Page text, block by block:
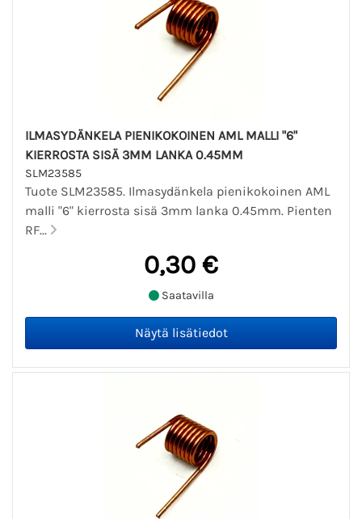
ILMASYDÄNKELA PIENIKOKOINEN AML MALLI "6"
KIERROSTA SISÄ 3MM LANKA 0.45MM
SLM23585
Tuote SLM23585. Ilmasydänkela pienikokoinen AML
malli "6" kierrosta sisä 3mm lanka 0.45mm. Pienten
RF...
0,30 €
Saatavilla